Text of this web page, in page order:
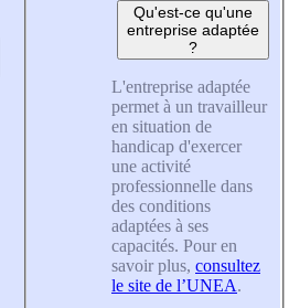
Qu'est-ce qu'une
entreprise adaptée
?
L'entreprise adaptée
permet à un travailleur
en situation de
handicap d'exercer
une activité
professionnelle dans
des conditions
adaptées à ses
capacités. Pour en
savoir plus, consultez
le site de l’UNEA.